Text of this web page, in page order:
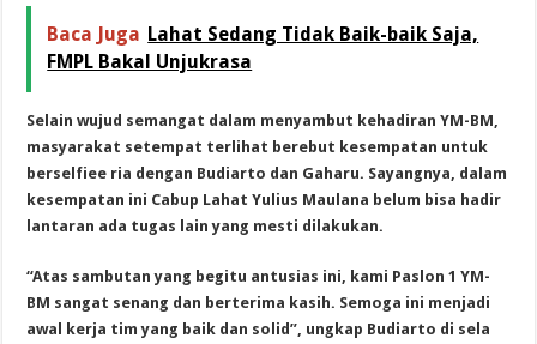
Baca Juga Lahat Sedang Tidak Baik-baik Saja,
FMPL Bakal Unjukrasa
Selain wujud semangat dalam menyambut kehadiran YM-BM,
masyarakat setempat terlihat berebut kesempatan untuk
berselfiee ria dengan Budiarto dan Gaharu. Sayangnya, dalam
kesempatan ini Cabup Lahat Yulius Maulana belum bisa hadir
lantaran ada tugas lain yang mesti dilakukan.
“Atas sambutan yang begitu antusias ini, kami Paslon 1 YM-
BM sangat senang dan berterima kasih. Semoga ini menjadi
awal kerja tim yang baik dan solid”, ungkap Budiarto di sela